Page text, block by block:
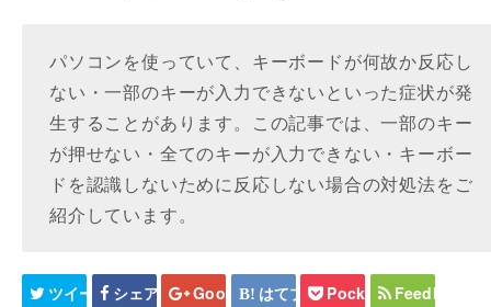
パソコンを使っていて、キーボードが何故か反応し
ない・一部のキーが入力できないといった症状が発
生することがあります。この記事では、一部のキー
が押せない・全てのキーが入力できない・キーボー
ドを認識しないために反応しない場合の対処法をご
紹介しています。
ツイート シェア Google+ はてブ Pocket Feedly